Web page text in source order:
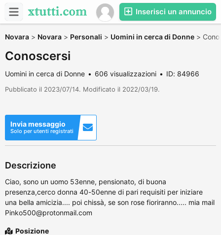
Inserisci un annuncio
Novara > Novara > Personali > Uomini in cerca di Donne >
Conoscersi
Uomini in cerca di Donne 606 visualizzazioni ID: 84966
Pubblicato il 2023/07/14. Modificato il 2022/03/19.
Invia messaggio
Solo per utenti registrati
Descrizione
Ciao, sono un uomo 53enne, pensionato, di buona
presenza,cerco donna 40-50enne di pari requisiti per iniziare
una bella amicizia.... poi chissà, se son rose fioriranno..... mia mail
Pinko500@protonmail.com
Posizione